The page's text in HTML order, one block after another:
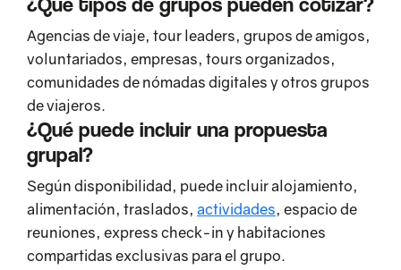
Agencias de viaje, tour leaders, grupos de amigos,
voluntariados, empresas, tours organizados,
comunidades de nómadas digitales y otros grupos
de viajeros.
¿Qué puede incluir una propuesta
grupal?
Según disponibilidad, puede incluir alojamiento,
alimentación, traslados, actividades, espacio de
reuniones, express check-in y habitaciones
compartidas exclusivas para el grupo.